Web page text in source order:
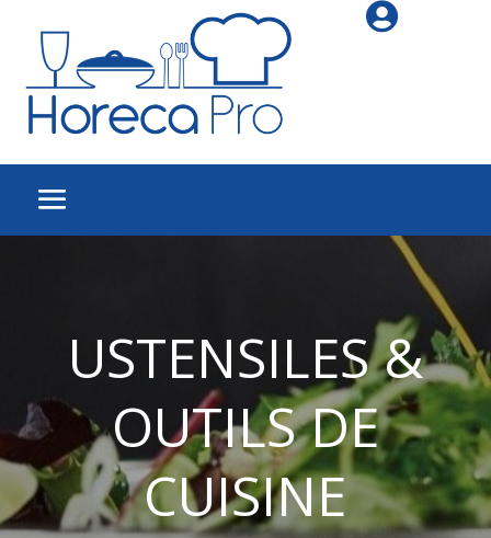

USTENSILES &
OUTILS DE
CUISINE